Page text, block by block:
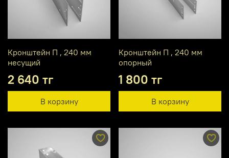
Кронштейн П , 240 мм
несущий
2 640 тг
В корзину
Кронштейн П , 240 мм
опорный
1 800 тг
В корзину